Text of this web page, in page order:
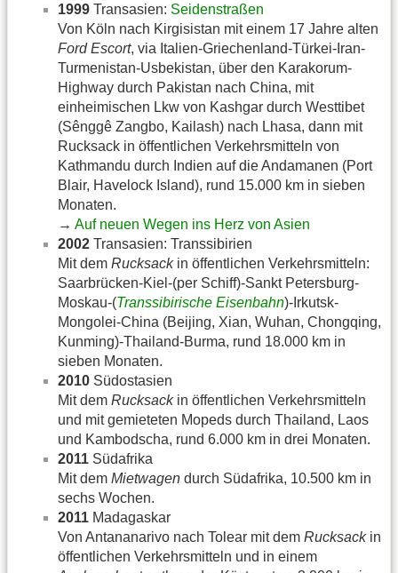
1999 Transasien: Seidenstraßen
Von Köln nach Kirgisistan mit einem 17 Jahre alten
Ford Escort, via Italien-Griechenland-Türkei-Iran-
Turmenistan-Usbekistan, über den Karakorum-
Highway durch Pakistan nach China, mit
einheimischen Lkw von Kashgar durch Westtibet
(Sênggê Zangbo, Kailash) nach Lhasa, dann mit
Rucksack in öffentlichen Verkehrsmitteln von
Kathmandu durch Indien auf die Andamanen (Port
Blair, Havelock Island), rund 15.000 km in sieben
Monaten.
→ Auf neuen Wegen ins Herz von Asien
2002 Transasien: Transsibirien
Mit dem Rucksackin öffentlichen Verkehrsmitteln:
Saarbrücken-Kiel-(per Schiff)-Sankt Petersburg-
Moskau-(Transsibirische Eisenbahn)-Irkutsk-
Mongolei-China (Beijing, Xian, Wuhan, Chongqing,
Kunming)-Thailand-Burma, rund 18.000 km in
sieben Monaten.
2010 Südostasien
Mit dem Rucksackin öffentlichen Verkehrsmitteln
und mit gemieteten Mopeds durch Thailand, Laos
und Kambodscha, rund 6.000 km in drei Monaten.
2011 Südafrika
Mit dem Mietwagen durch Südafrika, 10.500 km in
sechs Wochen.
2011 Madagaskar
Von Antananarivo nach Tolear mit dem Rucksackin
öffentlichen Verkehrsmitteln und in einem